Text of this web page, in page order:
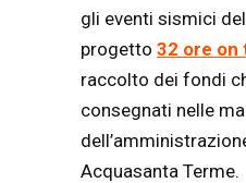
gli eventi sismici
progetto 32 ore on
raccolto dei fondi
consegnati nelle
Acquasanta Terme.